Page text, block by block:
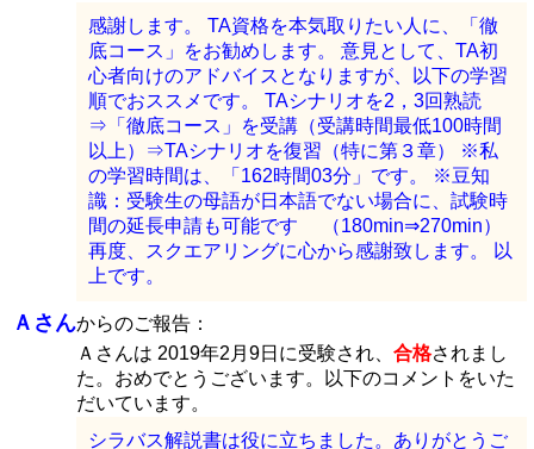
感謝します。 TA資格を本気取りたい人に、「徹
底コース」をお勧めします。 意見として、TA初
心者向けのアドバイスとなりますが、以下の学習
順でおススメです。 TAシナリオを2，3回熟読
⇒「徹底コース」を受講（受講時間最低100時間
以上）⇒TAシナリオを復習（特に第３章） ※私
の学習時間は、「162時間03分」です。 ※豆知
識：受験生の母語が日本語でない場合に、試験時
間の延長申請も可能です （180min⇒270min）
再度、スクエアリングに心から感謝致します。 以
上です。
Ａさんからのご報告：
Ａさんは 2019年2月9日に受験され、 合格されまし
た。おめでとうございます。以下のコメントをいた
だいています。
シラバス解説書は役に立ちました。ありがとうご